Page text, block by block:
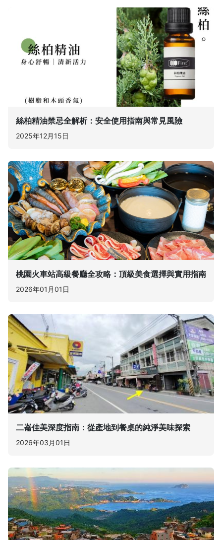
絲柏精油禁忌全解析：安全使用指南與常見風險
2025年12月15日
桃園火車站高級餐廳全攻略：頂級美食選擇與實用指南
2026年01月01日
二崙佳美深度指南：從產地到餐桌的純淨美味探索
2026年03月01日